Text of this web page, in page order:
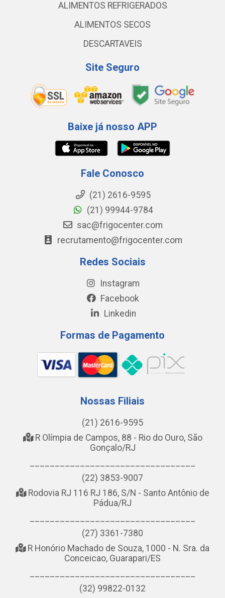
ALIMENTOS REFRIGERADOS
ALIMENTOS SECOS
DESCARTAVEIS
Site Seguro
Baixe já nosso APP
Fale Conosco
(21) 2616-9595
(21) 99944-9784
sac@frigocenter.com
recrutamento@frigocenter.com
Redes Sociais
Instagram
Facebook
Linkedin
Formas de Pagamento
Nossas Filiais
(21) 2616-9595
R Olímpia de Campos, 88 - Rio do Ouro, São
Gonçalo/RJ
(22) 3853-9007
Rodovia RJ 116 RJ 186, S/N - Santo Antônio de
Pádua/RJ
(27) 3361-7380
R Honório Machado de Souza, 1000 - N. Sra. da
Conceicao, Guarapari/ES
(32) 99822-0132